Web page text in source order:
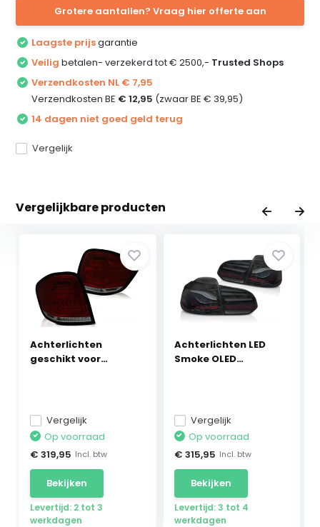
Grotere aantallen? Vraag hier offerte aan
Laagste prijsgarantie
Veilig betalen- verzekerd tot € 2500,- Trusted Shops
Verzendkosten NL € 7,95
Verzendkosten BE € 12,95 (zwaar BE € 39,95)
14 dagen niet goed geld terug
Vergelijk
Vergelijkbare producten
Achterlichten
geschikt voor
Vergelijk
Op voorraad
€ 319,95 Incl. btw
Bekijken
Levertijd: 2 tot 3
werkdagen
Achterlichten LED
Smoke OLED
Vergelijk
Op voorraad
€ 315,95 Incl. btw
Bekijken
Levertijd: 3 tot 4
werkdagen